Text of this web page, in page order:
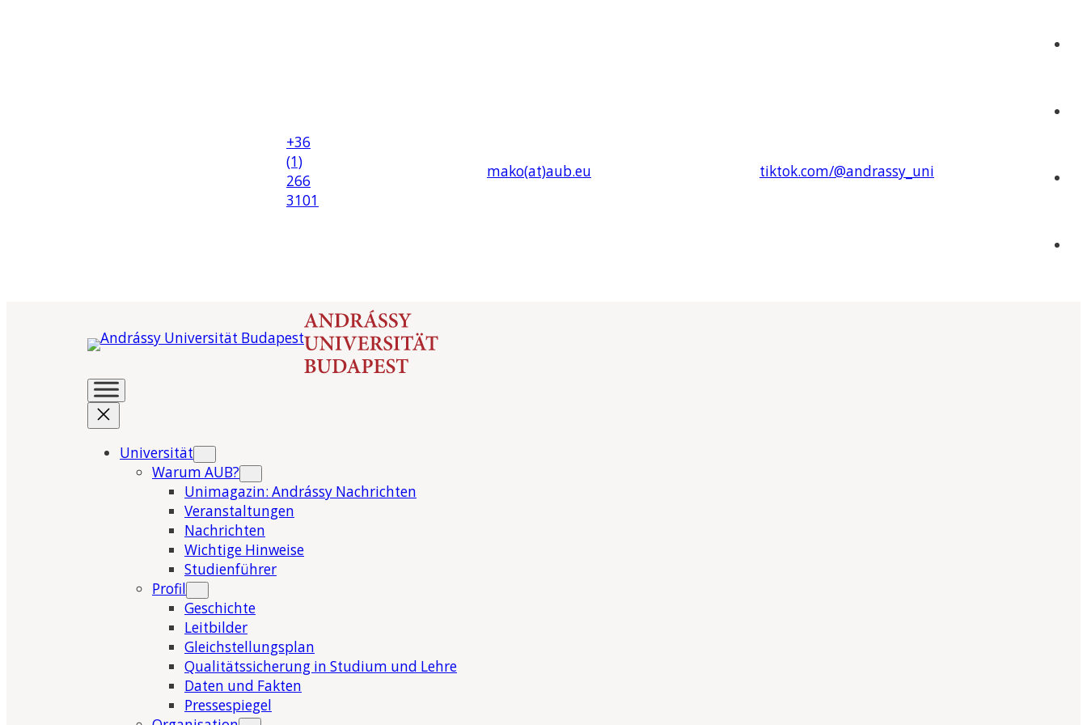
+36
(1)
266
3101
mako(at)aub.eu tiktok.com/@andrassy_uni
Universität
Warum AUB?
Unimagazin: Andrássy Nachrichten
Veranstaltungen
Nachrichten
Wichtige Hinweise
Studienführer
Profil
Geschichte
Leitbilder
Gleichstellungsplan
Qualitätssicherung in Studium und Lehre
Daten und Fakten
Pressespiegel